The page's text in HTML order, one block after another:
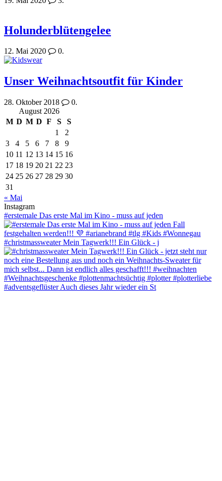
Holunderblütengelee
12. Mai 2020 0.
Unser Weihnachtsoutfit für Kinder
28. Oktober 2018
0.
August 2026
M D M D F S
S
1
2
3
4 5 6 7 8
9
10 11 12 13 14 15 16
17 18 19 20 21 22 23
24 25 26 27 28 29 30
31
« Mai
Instagram
#erstemale Das erste Mal im Kino - muss auf jeden
#christmassweater Mein Tagwerk!!! Ein Glück - j
#adventsgeflüster Auch dieses Jahr wieder ein St